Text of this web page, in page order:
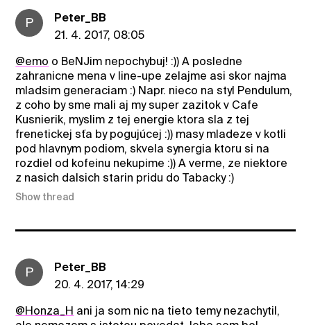
P
Peter_BB
21. 4. 2017, 08:05
@emo o BeNJim nepochybuj! :)) A posledne
zahranicne mena v line-upe zelajme asi skor najma
mladsim generaciam :) Napr. nieco na styl Pendulum,
z coho by sme mali aj my super zazitok v Cafe
Kusnierik, myslim z tej energie ktora sla z tej
frenetickej sťa by pogujúcej :)) masy mladeze v kotli
pod hlavnym podiom, skvela synergia ktoru si na
rozdiel od kofeinu nekupime :)) A verme, ze niektore
z nasich dalsich starin pridu do Tabacky :)
Show thread
P
Peter_BB
20. 4. 2017, 14:29
@Honza_H ani ja som nic na tieto temy nezachytil,